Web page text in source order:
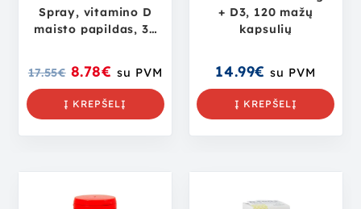
Spray, vitamino D
maisto papildas, 30
17.55€ 8.78€ su PVM
Į KREPŠELĮ
+ D3, 120 mažų
kapsulių
14.99€ su PVM
Į KREPŠELĮ